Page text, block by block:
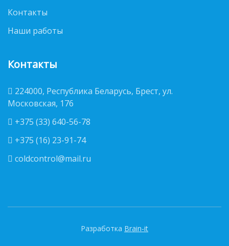
Контакты
Наши работы
Контакты
224000, Республика Беларусь, Брест, ул.
Московская, 176
+375 (33) 640-56-78
+375 (16) 23-91-74
coldcontrol@mail.ru
Разработка Brain-it